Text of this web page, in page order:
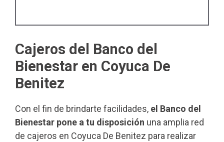
Cajeros del Banco del
Bienestar en Coyuca De
Benitez
Con el fin de brindarte facilidades, el Banco del
Bienestar pone a tu disposición una amplia red
de cajeros en Coyuca De Benitez para realizar